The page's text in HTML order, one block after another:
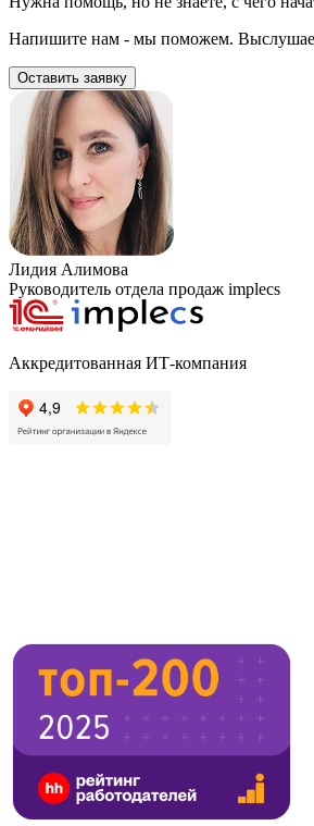
Напишите нам - мы поможем.
Оставить заявку
Лидия Алимова
Руководитель отдела продаж implecs
Аккредитованная ИТ-компания